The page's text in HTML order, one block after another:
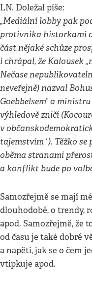
LN. Doležal píše:
„Mediální lobby pak
protivníka historkami
část nějaké schůze
i chrápal, že Kalousek
Nečase
neveřejně) nazval
Goebbelsem“ a
výhledově zničí
v
tajemstvímʻ). Těžko se
oběma stranami
a konflikt bude po
Samozřejmě se mají
dlouhodobé, o trendy,
apod. Samozřejmě, že
od času je také dobré
a napětí, jak se o čem
vtipkuje apod.